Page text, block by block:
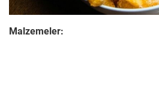
Malzemeler: